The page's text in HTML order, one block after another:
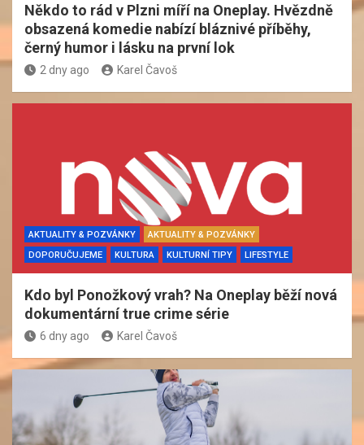
Někdo to rád v Plzni míří na Oneplay. Hvězdně
obsazená komedie nabízí bláznivé příběhy,
černý humor i lásku na první lok
2 dny ago Karel Čavoš
AKTUALITY & POZVÁNKY
AKTUALITY & POZVÁNKY
DOPORUČUJEME
KULTURA KULTURNÍ TIPY LIFESTYLE
Kdo byl Ponožkový vrah? Na Oneplay běží nová
dokumentární true crime série
6 dny ago Karel Čavoš